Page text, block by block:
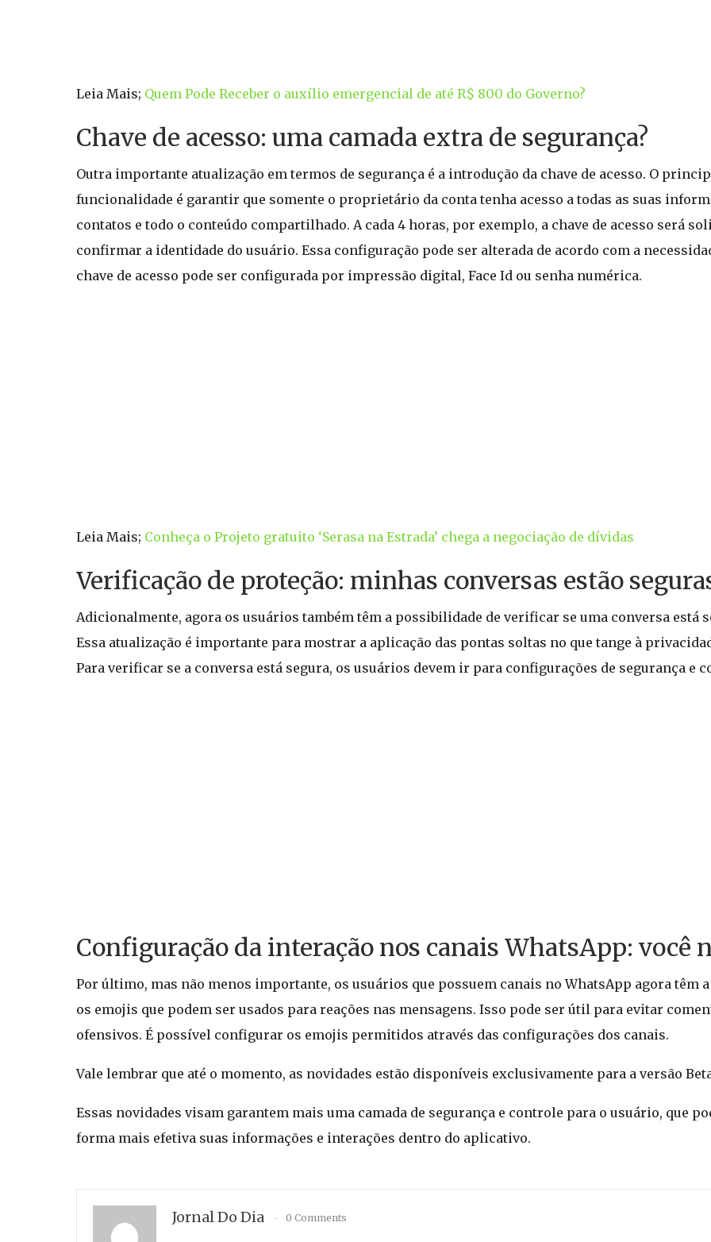
Leia Mais; Quem Pode Receber o auxílio emergencial de até R$ 800 do Governo?
Chave de acesso: uma camada extra de segurança?
Outra importante atualização em termos de segurança é a introdução da chave de acesso. O
funcionalidade é garantir que somente o proprietário da conta tenha acesso a todas as suas
contatos e todo o conteúdo compartilhado. A cada 4 horas, por exemplo, a chave de acesso será
confirmar a identidade do usuário. Essa configuração pode ser alterada de acordo com a
chave de acesso pode ser configurada por impressão digital, Face Id ou senha numérica.
Leia Mais; Conheça o Projeto gratuito ‘Serasa na Estrada’ chega a negociação de dívidas
Verificação de proteção: minhas conversas estão
Adicionalmente, agora os usuários também têm a possibilidade de verificar se uma conversa está
Essa atualização é importante para mostrar a aplicação das pontas soltas no que tange à
Para verificar se a conversa está segura, os usuários devem ir para configurações de segurança e
Configuração da interação nos canais WhatsApp: você
Por último, mas não menos importante, os usuários que possuem canais no WhatsApp agora têm
os emojis que podem ser usados para reações nas mensagens. Isso pode ser útil para evitar
ofensivos. É possível configurar os emojis permitidos através das configurações dos canais.
Vale lembrar que até o momento, as novidades estão disponíveis exclusivamente para a versão
Essas novidades visam garantem mais uma camada de segurança e controle para o usuário, que
forma mais efetiva suas informações e interações dentro do aplicativo.
Jornal Do Dia 0 Comments